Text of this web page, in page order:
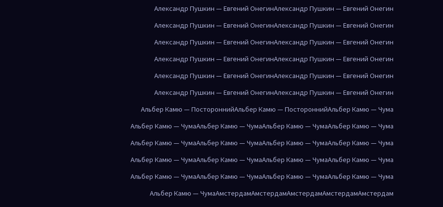
Александр Пушкин — Евгений ОнегинАлександр Пушкин — Евгений Онегин
Александр Пушкин — Евгений ОнегинАлександр Пушкин — Евгений Онегин
Александр Пушкин — Евгений ОнегинАлександр Пушкин — Евгений Онегин
Александр Пушкин — Евгений ОнегинАлександр Пушкин — Евгений Онегин
Александр Пушкин — Евгений ОнегинАлександр Пушкин — Евгений Онегин
Александр Пушкин — Евгений ОнегинАлександр Пушкин — Евгений Онегин
Альбер Камю — ПостороннийАльбер Камю — ПостороннийАльбер Камю — Чума
Альбер Камю — ЧумаАльбер Камю — ЧумаАльбер Камю — ЧумаАльбер Камю — Чума
Альбер Камю — ЧумаАльбер Камю — ЧумаАльбер Камю — ЧумаАльбер Камю — Чума
Альбер Камю — ЧумаАльбер Камю — ЧумаАльбер Камю — ЧумаАльбер Камю — Чума
Альбер Камю — ЧумаАльбер Камю — ЧумаАльбер Камю — ЧумаАльбер Камю — Чума
Альбер Камю — ЧумаАмстердамАмстердамАмстердамАмстердамАмстердам